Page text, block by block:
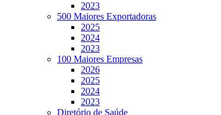
2023
500 Maiores Exportadoras
2025
2024
2023
100 Maiores Empresas
2026
2025
2024
2023
Diretório de Saúde